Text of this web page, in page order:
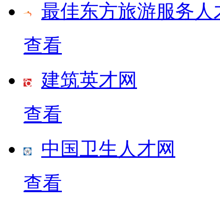
最佳东方旅游服务人
查看
建筑英才网
查看
中国卫生人才网
查看